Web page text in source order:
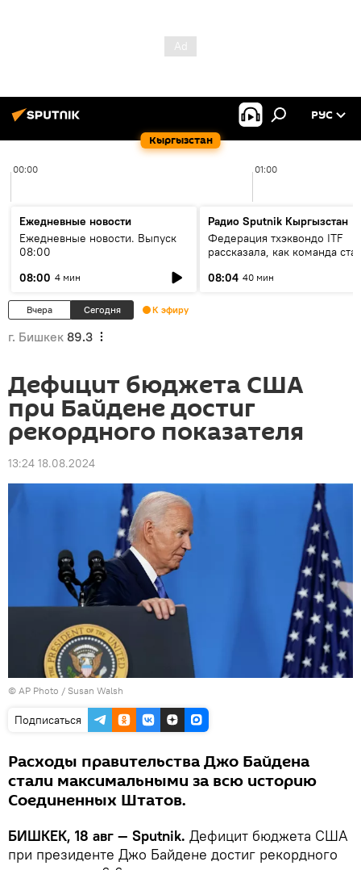
Кыргызстан
РУС
00:00 01:00
Ежедневные новости
Ежедневные новости. Выпуск
08:00
08:00 4 мин
Радио Sputnik Кыргызстан
Федерация тхэквондо ITF
рассказала, как команда
08:04 40 мин
Вчера Сегодня К эфиру
г. Бишкек 89.3
Дефицит бюджета США
при Байдене достиг
рекордного показателя
13:24 18.08.2024
© AP Photo / Susan Walsh
Подписаться
Расходы правительства Джо Байдена
стали максимальными за всю историю
Соединенных Штатов.
БИШКЕК, 18 авг — Sputnik. Дефицит бюджета США
при президенте Джо Байдене достиг рекордного